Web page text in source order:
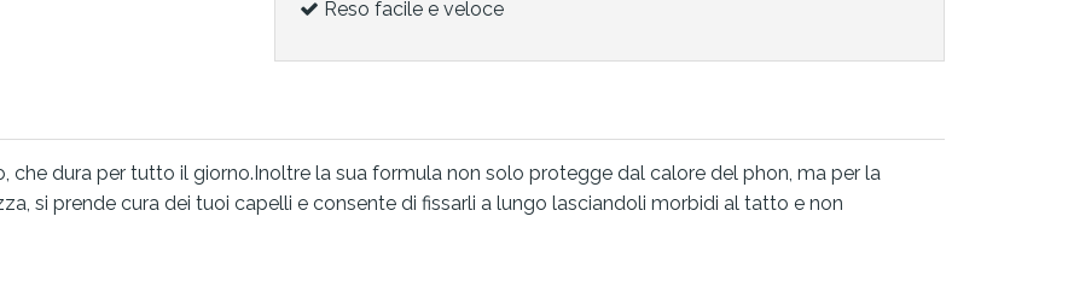
Reso facile e veloce
che dura per tutto il giorno.Inoltre la sua formula non solo protegge dal calore del phon, ma per la
si prende cura dei tuoi capelli e consente di fissarli a lungo lasciandoli morbidi al tatto e non